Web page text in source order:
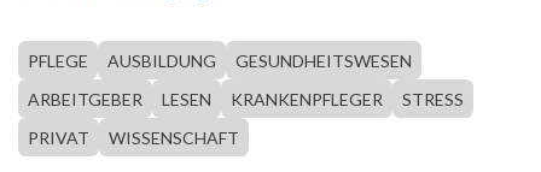
PFLEGE AUSBILDUNG
GESUNDHEITSWESEN
ARBEITGEBER
LESEN KRANKENPFLEGER
STRESS
PRIVAT
WISSENSCHAFT